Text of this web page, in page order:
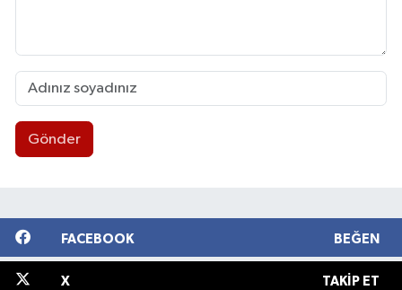
Gönder
FACEBOOK BEĞEN
X TAKIP ET